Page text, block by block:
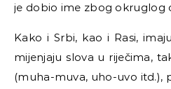
je dobio ime zbog okruglog
Kako i Srbi, kao i Rasi,
mijenjaju slova u riječima,
(muha-muva, uho-uvo itd.),